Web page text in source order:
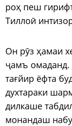
роҳ пеш
Тиллоӣ
Он рӯз ҳамаи
ҷамъ омаданд.
тағйир ёфта
духтараки
дилкаше
монандаш